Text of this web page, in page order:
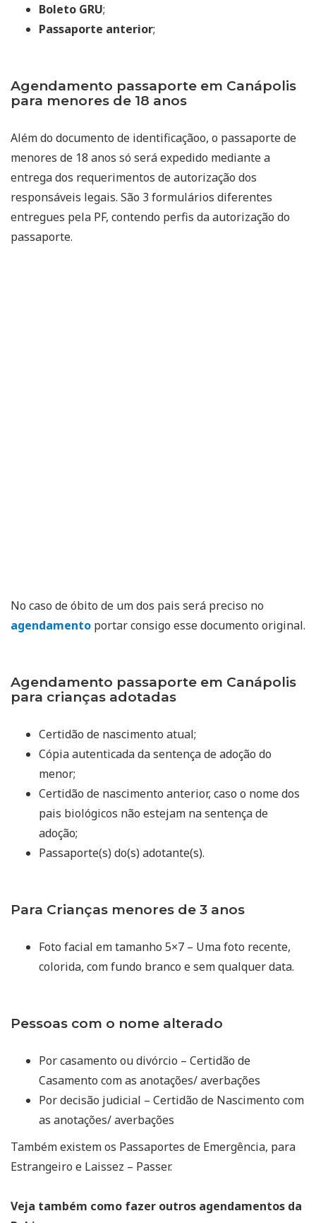
Boleto GRU;
Passaporte anterior;
Agendamento passaporte em Canápolis
para menores de 18 anos
Além do documento de identificaçãoo, o passaporte de
menores de 18 anos só será expedido mediante a
entrega dos requerimentos de autorização dos
responsáveis legais. São 3 formulários diferentes
entregues pela PF, contendo perfis da autorização do
passaporte.
No caso de óbito de um dos pais será preciso no
agendamento portar consigo esse documento original.
Agendamento passaporte em Canápolis
para crianças adotadas
Certidão de nascimento atual;
Cópia autenticada da sentença de adoção do
menor;
Certidão de nascimento anterior, caso o nome dos
pais biológicos não estejam na sentença de
adoção;
Passaporte(s) do(s) adotante(s).
Para Crianças menores de 3 anos
Foto facial em tamanho 5×7 – Uma foto recente,
colorida, com fundo branco e sem qualquer data.
Pessoas com o nome alterado
Por casamento ou divórcio – Certidão de
Casamento com as anotações/ averbações
Por decisão judicial – Certidão de Nascimento com
as anotações/ averbações
Também existem os Passaportes de Emergência, para
Estrangeiro e Laissez – Passer.
Veja também como fazer outros agendamentos da